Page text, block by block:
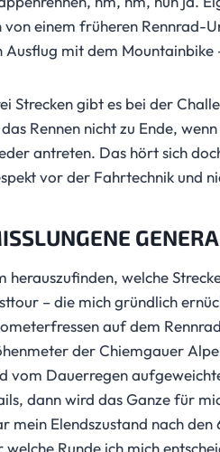
von einem früheren Rennrad-
Ausflug mit dem Mountainbike
Strecken gibt es bei der
Rennen nicht zu Ende,
antreten. Das hört sich
vor der Fahrtechnik und
herauszufinden, welche
– die mich gründlich
auf dem
der Chiemgauer
vom Dauerregen
dann wird das Ganze für
mein Elendszustand nach
welche Runde ich mich